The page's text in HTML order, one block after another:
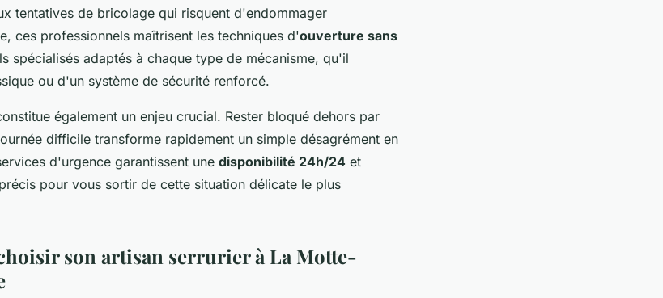
tentatives de bricolage qui risquent d'endommager
ces professionnels maîtrisent les techniques d'ouverture sans
spécialisés adaptés à chaque type de mécanisme, qu'il
ou d'un système de sécurité renforcé.
également un enjeu crucial. Rester bloqué dehors par
difficile transforme rapidement un simple désagrément en
d'urgence garantissent une disponibilité 24h/24 et
pour vous sortir de cette situation délicate le plus
son artisan serrurier à La Motte-